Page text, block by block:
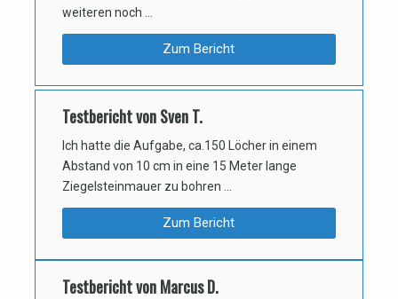
weiteren noch …
Zum Bericht
Testbericht von Sven T.
Ich hatte die Aufgabe, ca.150 Löcher in einem
Abstand von 10 cm in eine 15 Meter lange
Ziegelsteinmauer zu bohren …
Zum Bericht
Testbericht von Marcus D.